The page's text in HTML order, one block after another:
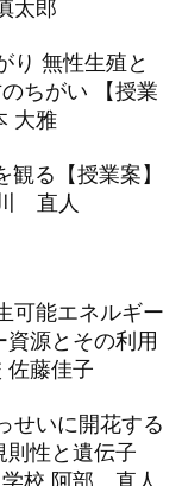
太郎
り 無性生殖と
ちがい 【授業
大雅
観る【授業案】
直人
可能エネルギー
源とその利用
佐藤佳子
せいに開花する
則性と遺伝子
学校 阿部 直人